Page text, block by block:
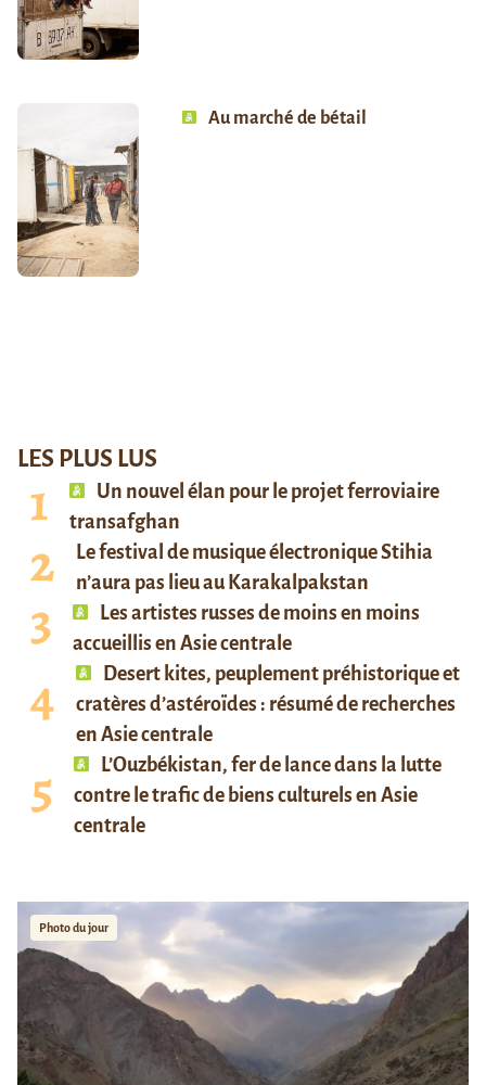
Au marché de bétail
LES PLUS LUS
Un nouvel élan pour le projet ferroviaire
transafghan
Le festival de musique électronique Stihia
n’aura pas lieu au Karakalpakstan
Les artistes russes de moins en moins
accueillis en Asie centrale
Desert kites, peuplement préhistorique et
cratères d’astéroïdes : résumé de recherches
en Asie centrale
L’Ouzbékistan, fer de lance dans la lutte
contre le trafic de biens culturels en Asie
centrale
Photo du jour